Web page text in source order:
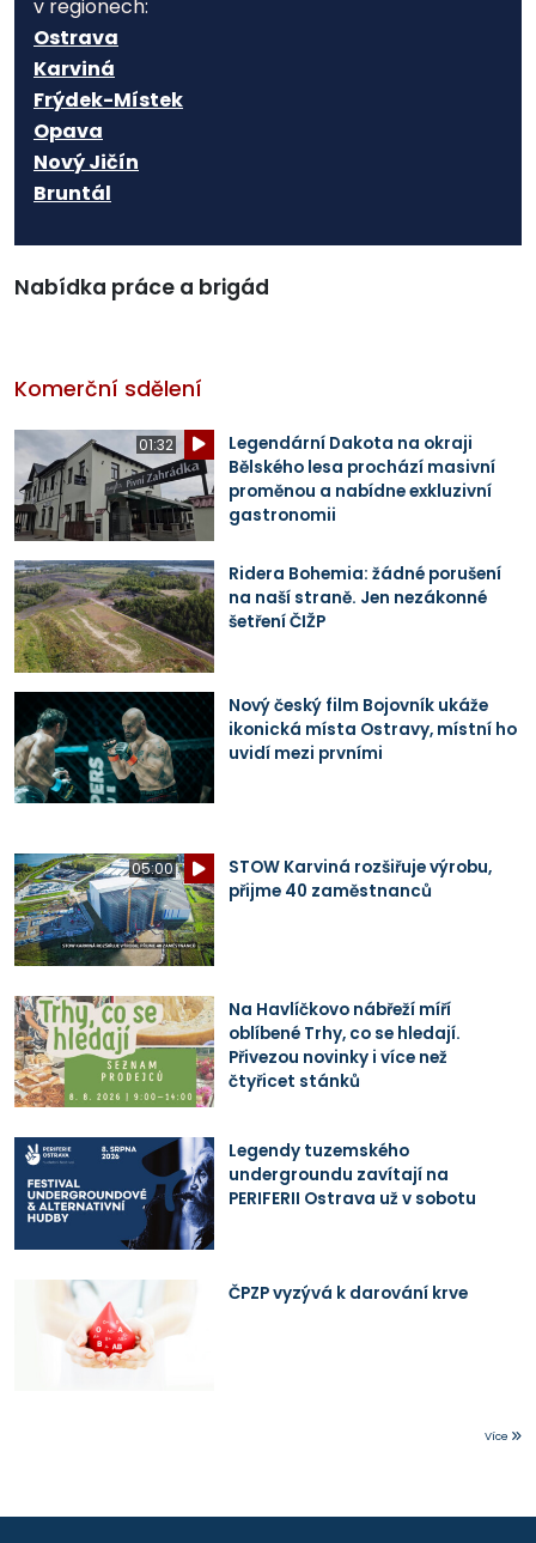
v regionech:
Ostrava
Karviná
Frýdek-Místek
Opava
Nový Jičín
Bruntál
Nabídka práce a brigád
Komerční sdělení
01:32
Legendární Dakota na okraji
Bělského lesa prochází masivní
proměnou a nabídne exkluzivní
gastronomii
Ridera Bohemia: žádné porušení
na naší straně. Jen nezákonné
šetření ČIŽP
Nový český film Bojovník ukáže
ikonická místa Ostravy, místní ho
uvidí mezi prvními
05:00
STOW Karviná rozšiřuje výrobu,
přijme 40 zaměstnanců
Na Havlíčkovo nábřeží míří
oblíbené Trhy, co se hledají.
Přivezou novinky i více než
čtyřicet stánků
Legendy tuzemského
undergroundu zavítají na
PERIFERII Ostrava už v sobotu
ČPZP vyzývá k darování krve
Více